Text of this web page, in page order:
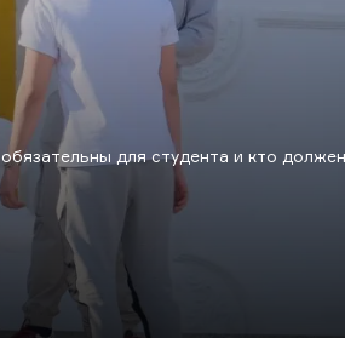
для студента и кто должен